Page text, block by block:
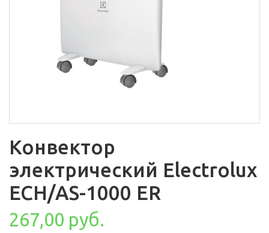
Конвектор
электрический Electrolux
ECH/AS-1000 ER
267,00 руб.